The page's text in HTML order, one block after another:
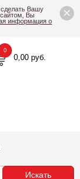
×
Вашу
Вы
информация о
0,00 руб.
0